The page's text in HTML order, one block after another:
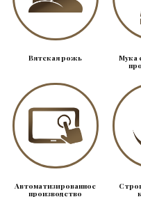
Вятская рожь Мука
Автоматизированное
производство